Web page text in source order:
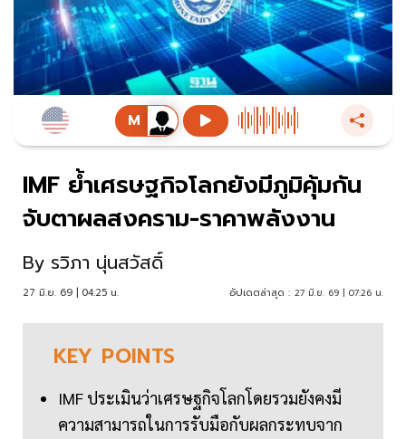
IMF ย้ำเศรษฐกิจโลกยังมีภูมิคุ้มกัน
จับตาผลสงคราม-ราคาพลังงาน
By รวิภา นุ่นสวัสดิ์
27 มิ.ย. 69 | 04:25 น. อัปเดตล่าสุด : 27 มิ.ย. 69 | 07:26 น.
KEY POINTS
IMF ประเมินว่าเศรษฐกิจโลกโดยรวมยังคงมี
ความสามารถในการรับมือกับผลกระทบจาก